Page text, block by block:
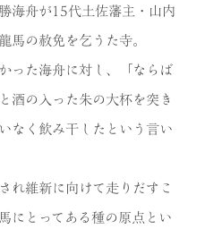
海舟が15代土佐藩主・山内
馬の赦免を乞うた寺。
った海舟に対し、「ならば
酒の入った朱の大杯を突き
なく飲み干したという言い
れ維新に向けて走りだすこ
にとってある種の原点とい